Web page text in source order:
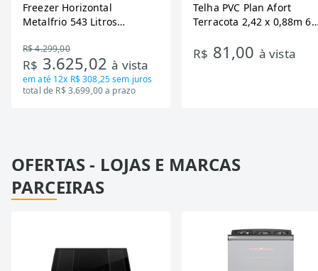
Freezer Horizontal
Metalfrio 543 Litros
Tecnologia Inverter, Branco,
Bivolt
R$ 4.299,00
R$ 3.625,02à vista
em até 12x R$ 308,25sem juros
total de R$ 3.699,00 a prazo
Telha PVC Plan Afort
Terracota 2,42 x 0,88m 6
R$ 81,00 à vista
OFERTAS - LOJAS E MARCAS
PARCEIRAS